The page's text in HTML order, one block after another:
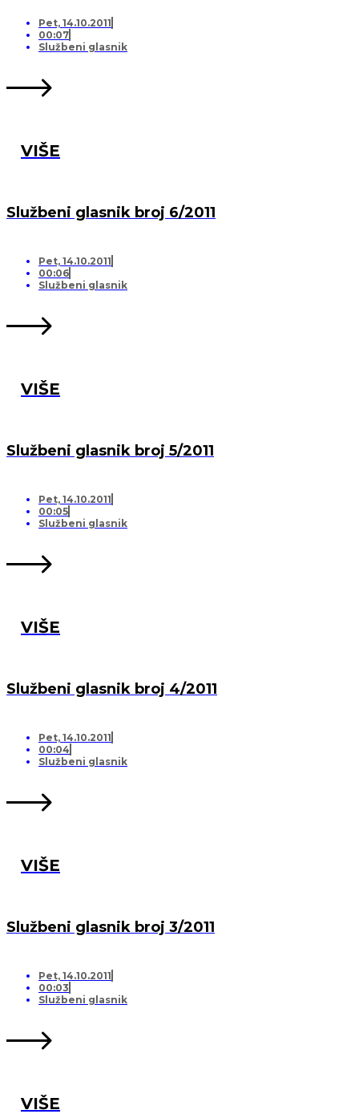
Pet, 14.10.2011
00:07
Službeni glasnik
VIŠE
Službeni glasnik broj 6/2011
Pet, 14.10.2011
00:06
Službeni glasnik
VIŠE
Službeni glasnik broj 5/2011
Pet, 14.10.2011
00:05
Službeni glasnik
VIŠE
Službeni glasnik broj 4/2011
Pet, 14.10.2011
00:04
Službeni glasnik
VIŠE
Službeni glasnik broj 3/2011
Pet, 14.10.2011
00:03
Službeni glasnik
VIŠE